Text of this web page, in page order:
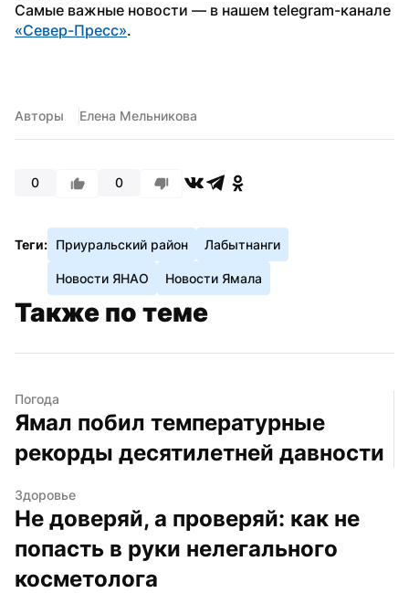
«Север-Пресс».
Авторы Елена Мельникова
0 0
Теги: Приуральский район Лабытнанги
Новости ЯНАО Новости Ямала
Также по теме
Погода
Ямал побил температурные
рекорды десятилетней давности
Здоровье
Не доверяй, а проверяй: как не
попасть в руки нелегального
косметолога